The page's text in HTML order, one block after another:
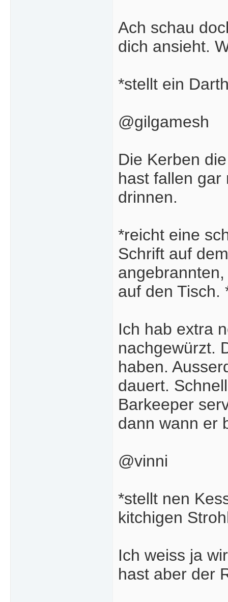
Ach schau
dich ansieht.
*stellt ein
@gilgamesh
Die Kerben
hast fallen gar
drinnen.
*reicht eine
Schrift auf
auf den Tisch.
Ich hab extra
nachgewürzt.
haben.
dauert.
Barkeeper
dann wann er
@vinni
*stellt nen
kitchigen
Ich weiss ja
hast aber der